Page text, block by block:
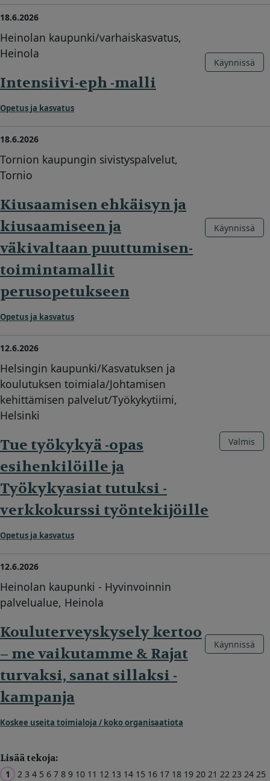
18.6.2026
Heinolan kaupunki/varhaiskasvatus,
Heinola
Intensiivi-eph -malli
Opetus ja kasvatus
Käynnissä
18.6.2026
Tornion kaupungin sivistyspalvelut,
Tornio
Kiusaamisen ehkäisyn ja
kiusaamiseen ja
väkivaltaan puuttumisen-
toimintamallit
perusopetukseen
Opetus ja kasvatus
Käynnissä
12.6.2026
Helsingin kaupunki/Kasvatuksen ja
koulutuksen toimiala/Johtamisen
kehittämisen palvelut/Työkykytiimi,
Helsinki
Tue työkykyä -opas
esihenkilöille ja
Työkykyasiat tutuksi -
verkkokurssi työntekijöille
Opetus ja kasvatus
Valmis
12.6.2026
Heinolan kaupunki - Hyvinvoinnin
palvelualue, Heinola
Kouluterveyskysely kertoo
– me vaikutamme & Rajat
turvaksi, sanat sillaksi -
kampanja
Koskee useita toimialoja / koko organisaatiota
Käynnissä
Lisää tekoja:
1 2 3 4 5 6 7 8 9 10 11 12 13 14 15 16 17 18 19 20 21 22 23 24 25